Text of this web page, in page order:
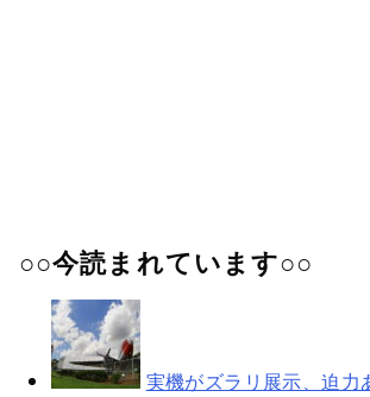
○○今読まれています○○
実機がズラリ展示、迫力